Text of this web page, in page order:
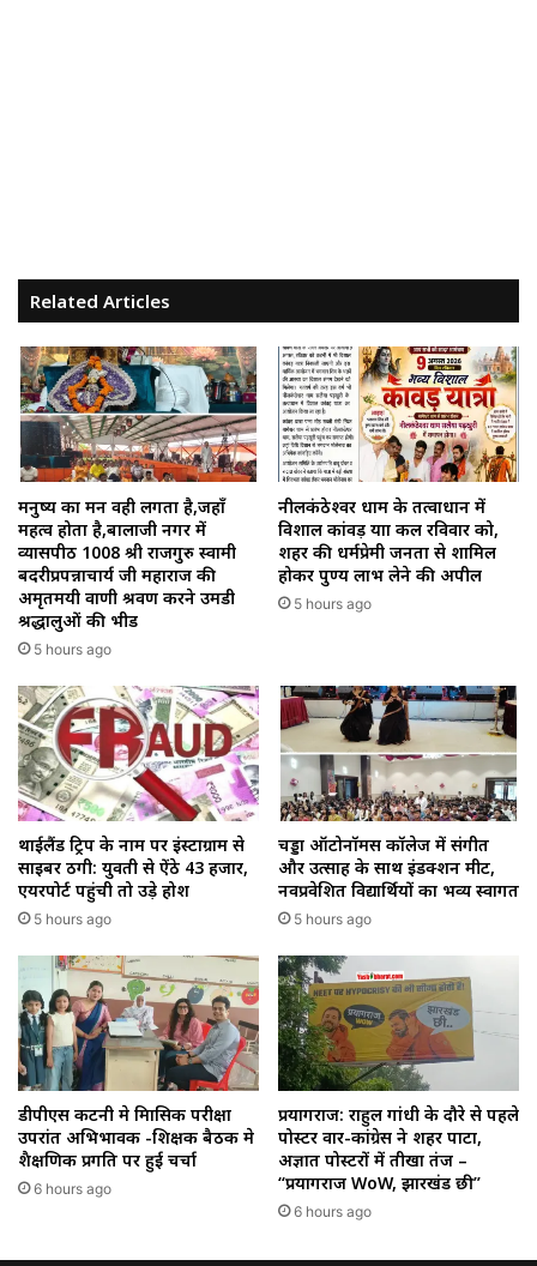
Related Articles
मनुष्य का मन वही लगता है,जहाँ
महत्व होता है,बालाजी नगर में
व्यासपीठ 1008 श्री राजगुरु स्वामी
बदरीप्रपन्नाचार्य जी महाराज की
अमृतमयी वाणी श्रवण करने उमडी
श्रद्धालुओं की भीड
5 hours ago
नीलकंठेश्वर धाम के तत्वाधान में
विशाल कांवड़ यात्रा कल रविवार को,
शहर की धर्मप्रेमी जनता से शामिल
होकर पुण्य लाभ लेने की अपील
5 hours ago
थाईलैंड ट्रिप के नाम पर इंस्टाग्राम से
साइबर ठगी: युवती से ऐंठे ₹43 हजार,
एयरपोर्ट पहुंची तो उड़े होश
5 hours ago
चड्डा ऑटोनॉमस कॉलेज में संगीत
और उत्साह के साथ इंडक्शन मीट,
नवप्रवेशित विद्यार्थियों का भव्य स्वागत
5 hours ago
डीपीएस कटनी मे त्रिमासिक परीक्षा
उपरांत अभिभावक -शिक्षक बैठक मे
शैक्षणिक प्रगति पर हुई चर्चा
6 hours ago
प्रयागराज: राहुल गांधी के दौरे से पहले
पोस्टर वार-कांग्रेस ने शहर पाटा,
अज्ञात पोस्टरों में तीखा तंज –
“प्रयागराज WoW, झारखंड छी”
6 hours ago